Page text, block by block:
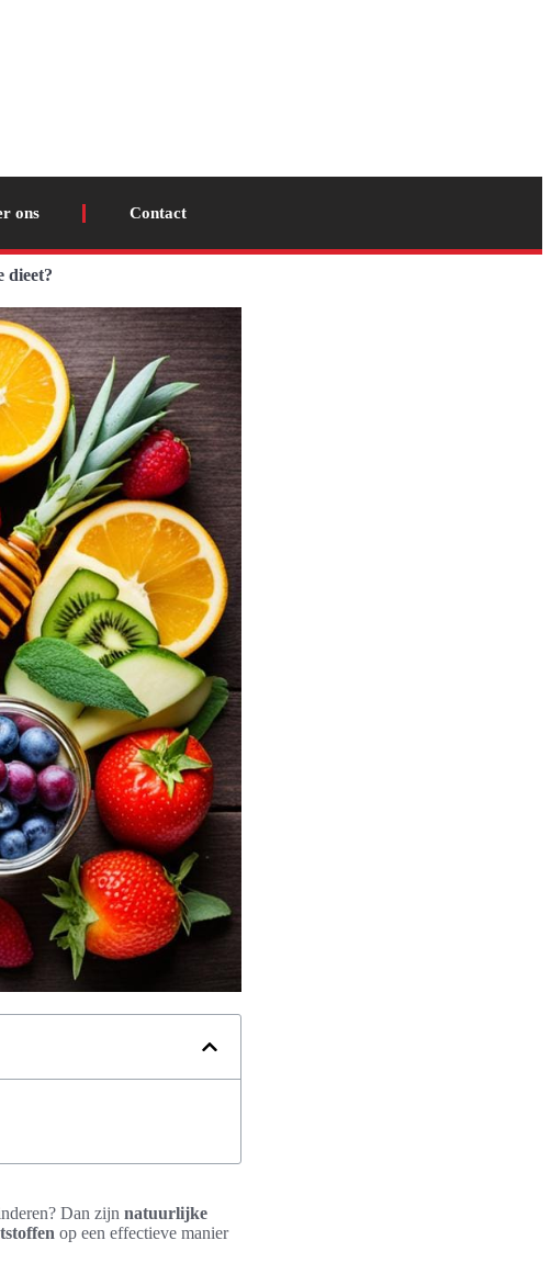
ons Contact
dieet?
Dan zijn natuurlijke
op een effectieve manier